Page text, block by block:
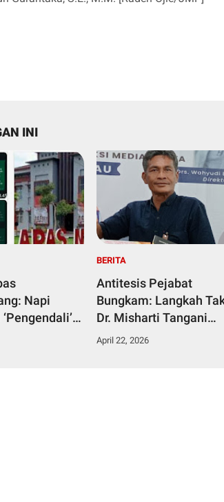
INI
Napi
Kamar
BERITA
Antitesis Pejabat
Bungkam: Langkah
Dr. Misharti Tangani
Skandal Belatung Tuai
April 22, 2026